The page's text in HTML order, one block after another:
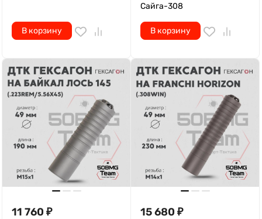
В корзину
Сайга-308
В корзину
11 760 ₽ 15 680 ₽